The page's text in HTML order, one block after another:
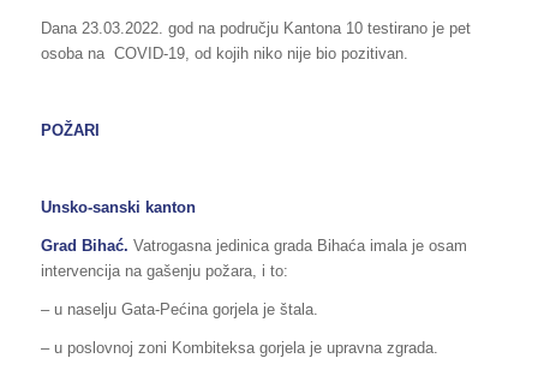
Dana 23.03.2022. god na području Kantona 10 testirano je pet
osoba na COVID-19, od kojih niko nije bio pozitivan.
POŽARI
Unsko-sanski kanton
Grad Bihać. Vatrogasna jedinica grada Bihaća imala je osam
intervencija na gašenju požara, i to:
– u naselju Gata-Pećina gorjela je štala.
– u poslovnoj zoni Kombiteksa gorjela je upravna zgrada.